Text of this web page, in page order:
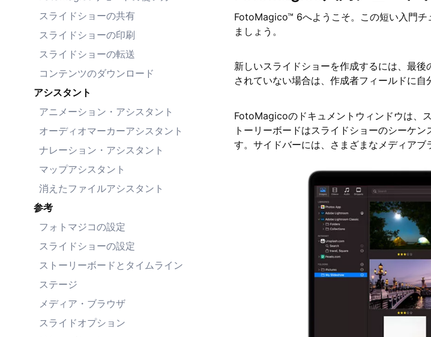
スライドショーの共有
スライドショーの印刷
スライドショーの転送
コンテンツのダウンロード
アシスタント
アニメーション・アシスタント
オーディオマーカーアシスタント
ナレーション・アシスタント
マップアシスタント
消えたファイルアシスタント
参考
フォトマジコの設定
スライドショーの設定
ストーリーボードとタイムライン
ステージ
メディア・ブラウザ
スライドオプション
FotoMagico™ 6へようこそ。この短い入門
ましょう。
新しいスライドショーを作成するには、最
されていない場合は、作成者フィールドに自
FotoMagicoのドキュメントウィンドウは、
トーリーボードはスライドショーのシーケ
す。サイドバーには、さまざまなメディアブ